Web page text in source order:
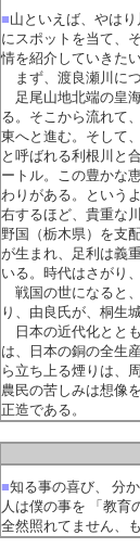
■山といえば、やは
にスポットを当て、
情を紹介していきた
まず、渡良瀬川に
足尾山地北端の皇
る。そこから流れて
東へと進む。そして
と呼ばれる利根川と
ートル。この豊かな
わりがある。という
右するほど、貴重な
野国（栃木県）を支
が生まれ、足利は義
いる。時代はさがり
戦国の世になると
り、由良氏が、桐生
日本の近代化とと
は、日本の銅の全生
ら立ち上る煙りは、
農民の苦しみは想像
正造である。
■知る事の喜び、 分
人は僕の事を 「教育
全然照れてません、